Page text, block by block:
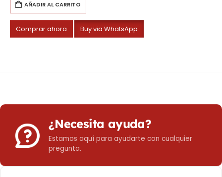
AÑADIR AL CARRITO
Comprar ahora Buy via WhatsApp
¿Necesita ayuda?
Estamos aquí para ayudarte con cualquier
pregunta.